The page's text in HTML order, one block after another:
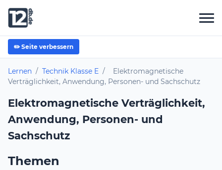
✏️ Seite verbessern
Lernen / Technik Klasse E /
Elektromagnetische
Verträglichkeit, Anwendung, Personen- und Sachschutz
Elektromagnetische Verträglichkeit,
Anwendung, Personen- und
Sachschutz
Themen